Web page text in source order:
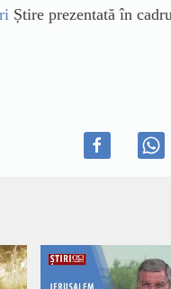
Știre prezentată în